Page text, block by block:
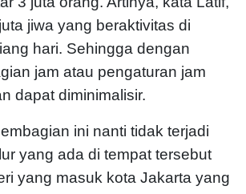
jiwa yang beraktivitas di
hari. Sehingga dengan
jam atau pengaturan jam
dapat diminimalisir.
ini nanti tidak terjadi
yang ada di tempat tersebut
yang masuk kota Jakarta yang